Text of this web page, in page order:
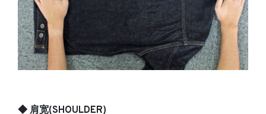
◆ 肩宽(SHOULDER)